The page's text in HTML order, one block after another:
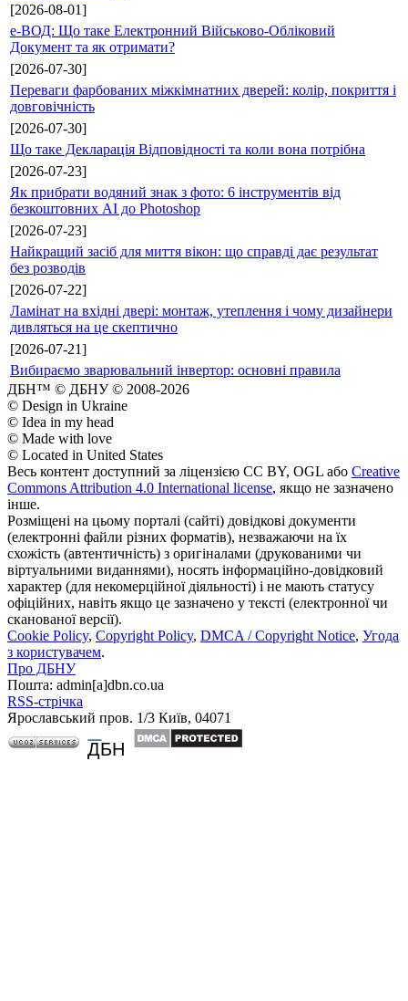
[2026-08-01]
е-ВОД: Що таке Електронний Військово-Обліковий
Документ та як отримати?
[2026-07-30]
Переваги фарбованих міжкімнатних дверей: колір, покриття і
довговічність
[2026-07-30]
Що таке Декларація Відповідності та коли вона потрібна
[2026-07-23]
Як прибрати водяний знак з фото: 6 інструментів від
безкоштовних AI до Photoshop
[2026-07-23]
Найкращий засіб для миття вікон: що справді дає результат
без розводів
[2026-07-22]
Ламінат на вхідні двері: монтаж, утеплення і чому дизайнери
дивляться на це скептично
[2026-07-21]
Вибираємо зварювальний інвертор: основні правила
ДБН™ © ДБНУ © 2008-2026
© Design in Ukraine
© Idea in my head
© Made with love
© Located in United States
Весь контент доступний за ліцензією CC BY, OGL або Creative
Commons Attribution 4.0 International license, якщо не зазначено
інше.
Розміщені на цьому порталі (сайті) довідкові документи
(електронні файли різних форматів), незважаючи на їх
схожість (автентичність) з оригіналами (друкованими чи
віртуальними виданнями), носять інформаційно-довідковий
характер (для некомерційної діяльності) і не мають статусу
офіційних, навіть якщо це зазначено у тексті (електронної чи
сканованої версії).
Cookie Policy, Copyright Policy, DMCA / Copyright Notice, Угода
з користувачем.
Про ДБНУ
Пошта: admin[а]dbn.co.ua
RSS-стрічка
Ярославський пров. 1/3 Київ, 04071